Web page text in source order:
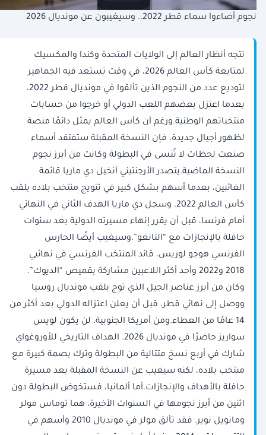
نجوم أضاءوا سماء قطر 2022.. وسيغيبون عن مونديال 2026
تتجه أنظار العالم إلى الولايات المتحدة وكندا والمكسيك
لمتابعة كأس العالم 2026، في وقت تستعد فيه الجماهير
لتوديع عدد من النجوم الذين تألقوا في مونديال قطر 2022،
بعدما اعتزل بعضهم اللعب الدولي أو خرجوا من حسابات
منتخباتهم الوطنية.ورغم أن كأس العالم يمثل دائمًا منصة
لظهور أجيال جديدة، فإن النسخة المقبلة ستفتقد أسماء
صنعت لحظات لا تُنسى في البطولة وكانت من أبرز نجوم
النسخة الماضية.يتصدر الأرجنتيني أنخيل دي ماريا قائمة
الغائبين، بعدما أسهم بشكل كبير في تتويج منتخب بلاده بلقب
كأس العالم 2022. وسجل دي ماريا الهدف الثاني في النهائي
أمام فرنسا، قبل أن يقرر إنهاء مسيرته الدولية بعد سنوات
حافلة بالإنجازات مع “التانغو”.وسيغيب أيضًا الحارس
الفرنسي هوجو لوريس، قائد المنتخب الفرنسي في نهائيي
2018 و2022 وأحد أكثر اللاعبين مشاركة بقميص “الديوك”.
وكان من أبرز عناصر الجيل الذي توج بلقب مونديال روسيا
ووصل إلى نهائي قطر، قبل أن يعلن اعتزاله الدولي بعد أكثر من
14 عامًا من العطاء.ومن أمريكا الجنوبية، لن يكون لويس
سواريز حاضرًا في مونديال 2026. الهداف التاريخي للأوروغواي
شارك في أربع نسخ متتالية من البطولة وترك بصمة كبيرة مع
منتخب بلاده، لكنه سيغيب عن النسخة المقبلة بعد مسيرة
حافلة بالأهداف والإنجازات.أما ألمانيا، فستخوض البطولة دون
اثنين من أبرز نجومها في السنوات الأخيرة، هما توماس مولر
ومانويل نوير. فقد تألق مولر في مونديال 2010 وأسهم في